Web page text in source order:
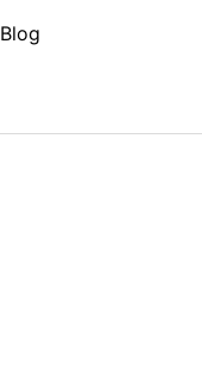
Blog